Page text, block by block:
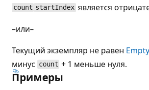
count startIndex является
–или–
Текущий экземпляр не равен Empty
минус count + 1 меньше нуля.
Примеры